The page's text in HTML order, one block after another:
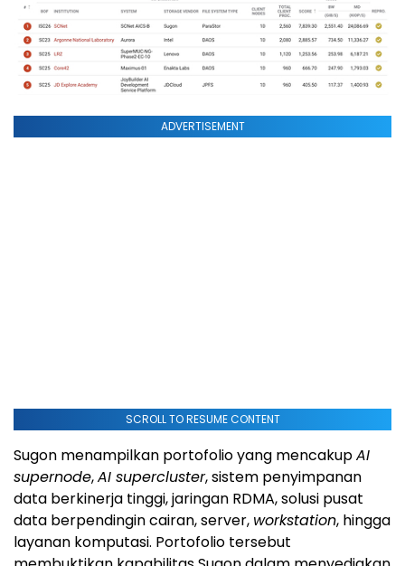
ADVERTISEMENT
SCROLL TO RESUME CONTENT
Sugon menampilkan portofolio yang mencakupAI
supernode,AI supercluster, sistem penyimpanan
data berkinerja tinggi, jaringan RDMA, solusi pusat
data berpendingin cairan, server, workstation, hingga
layanan komputasi. Portofolio tersebut